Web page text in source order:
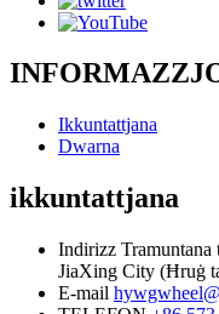
Ikkuntattjana
Dwarna
ikkuntattjana
Indirizz
JiaXing City (Ħruġ
E-mail